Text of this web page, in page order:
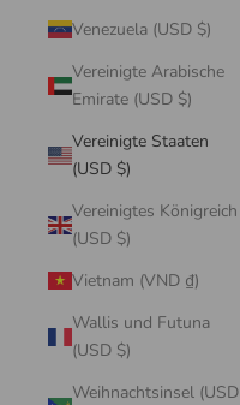
Venezuela (USD $)
Vereinigte Arabische
Emirate (USD $)
Vereinigte Staaten
(USD $)
Vereinigtes Königreich
(USD $)
Vietnam (VND ₫)
Wallis und Futuna
(USD $)
Weihnachtsinsel (USD